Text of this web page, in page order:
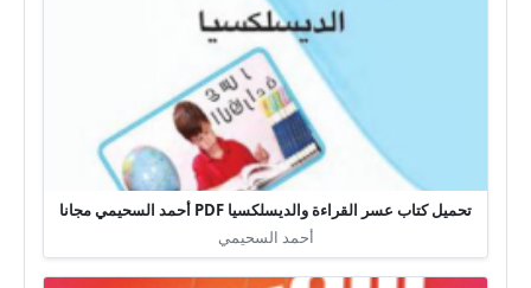
تحميل كتاب عسر القراءة والديسلكسيا PDF أحمد السحيمي مجانا
أحمد السحيمي